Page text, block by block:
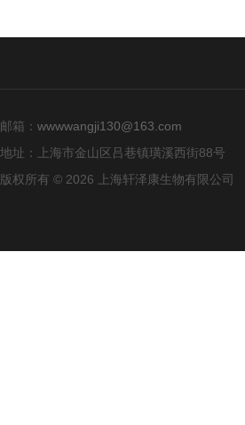
邮箱： wwwwangji130@163.com
地址：上海市金山区吕巷镇璜溪西街88号
版权所有 © 2026 上海轩泽康生物有限公司